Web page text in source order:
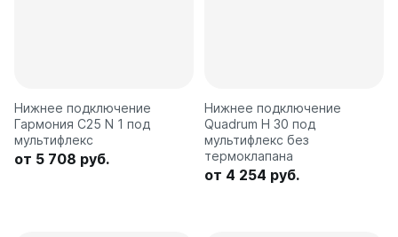
Нижнее подключение
Гармония С25 N 1 под
мультифлекс
от 5 708 руб.
Нижнее подключение
Quadrum H 30 под
мультифлекс без
термоклапана
от 4 254 руб.